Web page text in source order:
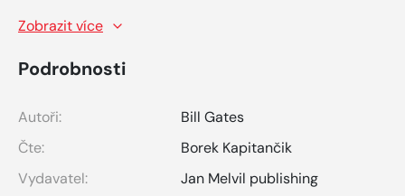
Zobrazit více
Podrobnosti
Autoři:
Bill Gates
Čte:
Borek Kapitančik
Vydavatel:
Jan Melvil publishing